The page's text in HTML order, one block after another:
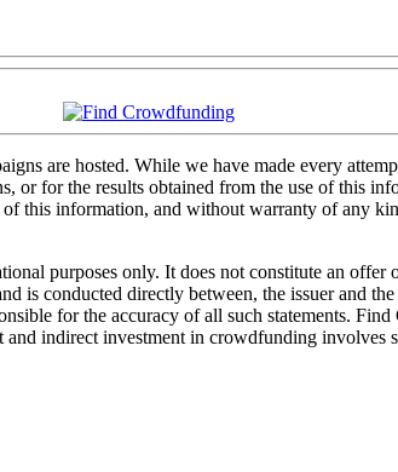
are hosted. While we have made every
or for the results obtained from the use of this
this information, and without warranty of any
purposes only. It does not constitute an
is conducted directly between, the issuer and
for the accuracy of all such statements.
indirect investment in crowdfunding